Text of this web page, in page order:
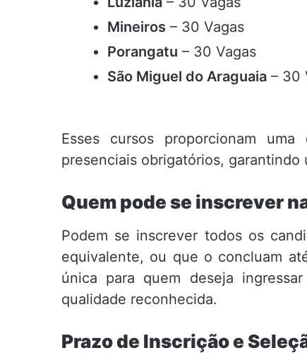
Mineiros – 30 Vagas
Porangatu – 30 Vagas
São Miguel do Araguaia – 30
Esses cursos proporcionam
presenciais obrigatórios,
Quem pode se inscrever
Podem se inscrever todos os
equivalente, ou que o concluam
única para quem deseja
qualidade reconhecida.
Prazo de Inscrição e